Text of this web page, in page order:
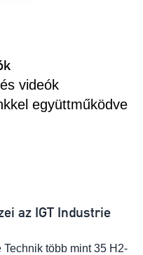
videók
együttműködve
az IGT Industrie
több mint 35 H2-